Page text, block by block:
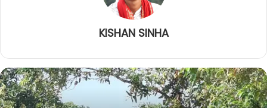
KISHAN SINHA